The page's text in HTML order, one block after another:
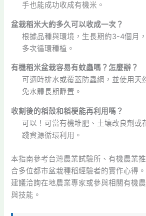
手也能成功收成有機米。
盆栽稻米大約多久可以收成一次？
根據品種與環境，生長期約3-4個月
多次循環種植。
有機稻米盆栽容易有蚊蟲嗎？怎麼辦？
可適時排水或覆蓋防蟲網，並使用天
免水體長期靜置。
收割後的稻殼和稻梗能再利用嗎？
可以！可當有機堆肥、土壤改良劑或
踐資源循環利用。
本指南參考台灣農業試驗所、有機農業
合多位都市盆栽種稻經驗者的實作心得
建議洽詢在地農業專家或參與相關有機
與技能。